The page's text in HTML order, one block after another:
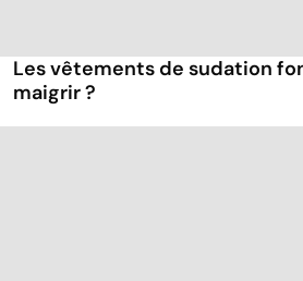
Les vêtements de sudation
maigrir ?